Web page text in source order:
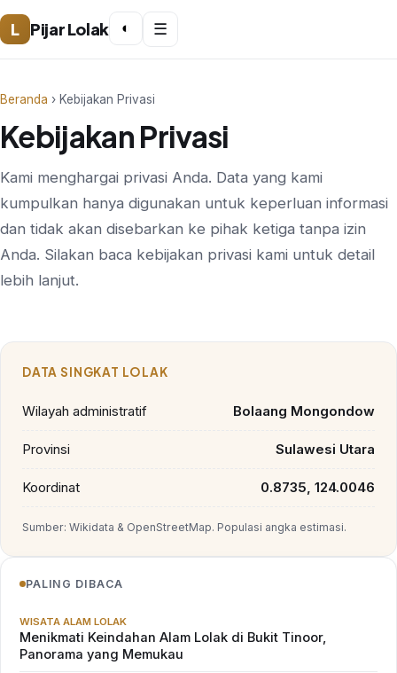
L Pijar Lolak ◐ ☰
Beranda › Kebijakan Privasi
Kebijakan Privasi
Kami menghargai privasi Anda. Data yang kami
kumpulkan hanya digunakan untuk keperluan informasi
dan tidak akan disebarkan ke pihak ketiga tanpa izin
Anda. Silakan baca kebijakan privasi kami untuk detail
lebih lanjut.
DATA SINGKAT LOLAK
Wilayah administratif Bolaang Mongondow
Provinsi Sulawesi Utara
Koordinat 0.8735, 124.0046
Sumber: Wikidata & OpenStreetMap. Populasi angka estimasi.
PALING DIBACA
WISATA ALAM LOLAK
Menikmati Keindahan Alam Lolak di Bukit Tinoor,
Panorama yang Memukau